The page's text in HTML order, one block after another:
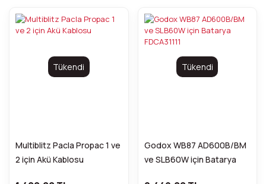
Tükendi
Multiblitz Pacla Propac 1 ve
2 için Akü Kablosu
Tükendi
Godox WB87 AD600B/BM
ve SLB60W için Batarya